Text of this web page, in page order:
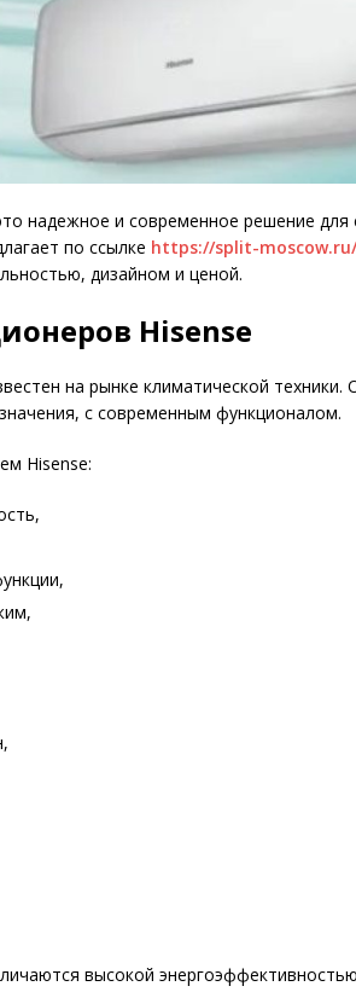
надежное и современное решение
по ссылке https://split-moscow.ru/
дизайном и ценой.
Hisense
на рынке климатической техники.
с современным функционалом.
Hisense:
высокой